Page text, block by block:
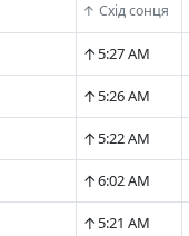
↑ Схід сонця
↑5:27 AM
↑5:26 AM
↑5:22 AM
↑6:02 AM
↑5:21 AM